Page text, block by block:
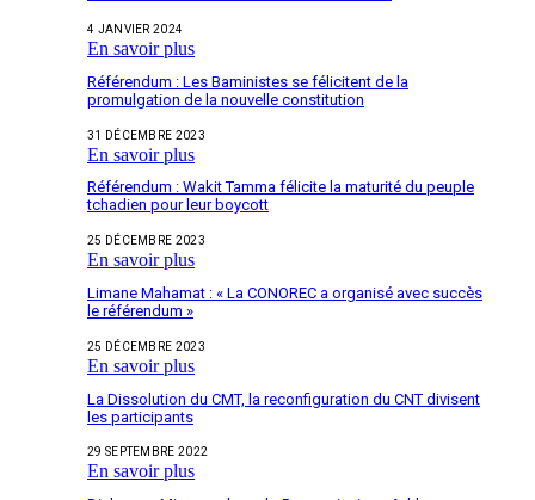
4 JANVIER 2024
En savoir plus
Référendum : Les Baministes se félicitent de la
promulgation de la nouvelle constitution
31 DÉCEMBRE 2023
En savoir plus
Référendum : Wakit Tamma félicite la maturité du peuple
tchadien pour leur boycott
25 DÉCEMBRE 2023
En savoir plus
Limane Mahamat : « La CONOREC a organisé avec succès
le référendum »
25 DÉCEMBRE 2023
En savoir plus
La Dissolution du CMT, la reconfiguration du CNT divisent
les participants
29 SEPTEMBRE 2022
En savoir plus